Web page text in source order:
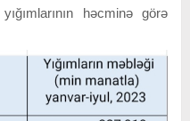
həcminə görə